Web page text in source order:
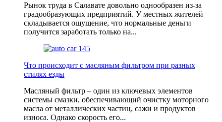
Рынок труда в Салавате довольно однообразен из-за
градообразующих предприятий. У местных жителей
складывается ощущение, что нормальные деньги
получится заработать только на...
Что происходит с масляным фильтром при разных
стилях езды
Масляный фильтр – один из ключевых элементов
системы смазки, обеспечивающий очистку моторного
масла от металличеcких частиц, сажи и продуктов
износа. Однако скорость его...